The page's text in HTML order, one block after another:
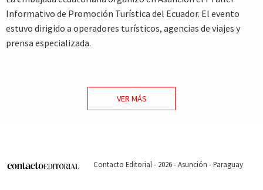
Informativo de Promoción Turística del Ecuador. El evento
estuvo dirigido a operadores turísticos, agencias de viajes y
prensa especializada.
VER MÁS
Contacto Editorial - 2026 - Asunción - Paraguay